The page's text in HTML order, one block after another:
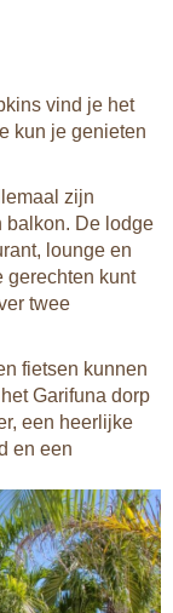
vind je het
kun je genieten
zijn
balkon. De lodge
lounge en
gerechten kunt
twee
fietsen kunnen
Garifuna dorp
een heerlijke
en een